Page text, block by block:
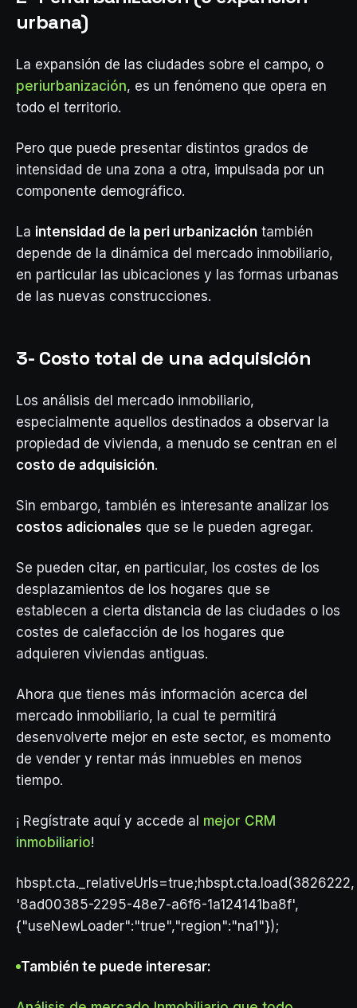
urbana)
La expansión de las ciudades sobre el campo, o
periurbanización, es un fenómeno que opera en
todo el territorio.
Pero que puede presentar distintos grados de
intensidad de una zona a otra, impulsada por un
componente demográfico.
La intensidad de la peri urbanización también
depende de la dinámica del mercado inmobiliario,
en particular las ubicaciones y las formas urbanas
de las nuevas construcciones.
3- Costo total de una adquisición
Los análisis del mercado inmobiliario,
especialmente aquellos destinados a observar la
propiedad de vivienda, a menudo se centran en el
costo de adquisición.
Sin embargo, también es interesante analizar los
costos adicionales que se le pueden agregar.
Se pueden citar, en particular, los costes de los
desplazamientos de los hogares que se
establecen a cierta distancia de las ciudades o los
costes de calefacción de los hogares que
adquieren viviendas antiguas.
Ahora que tienes más información acerca del
mercado inmobiliario, la cual te permitirá
desenvolverte mejor en este sector, es momento
de vender y rentar más inmuebles en menos
tiempo.
¡ Regístrate aquí y accede al mejor CRM
inmobiliario!
hbspt.cta._relativeUrls=true;hbspt.cta.load(3826222,
'8ad00385-2295-48e7-a6f6-1a124141ba8f',
{"useNewLoader":"true","region":"na1"});
También te puede interesar: